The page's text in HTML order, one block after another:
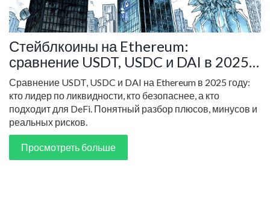
Стейблкоины на Ethereum:
сравнение USDT, USDC и DAI в 2025
году
Сравнение USDT, USDC и DAI на Ethereum в 2025 году:
кто лидер по ликвидности, кто безопаснее, а кто
подходит для DeFi. Понятный разбор плюсов, минусов и
реальных рисков.
Просмотреть больше